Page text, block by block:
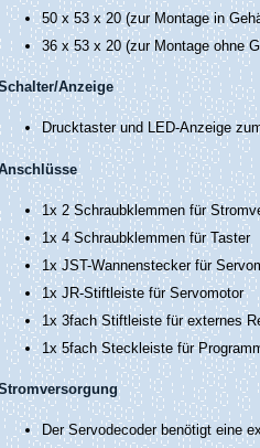
50 x 53 x 20 (zur Montage in
36 x 53 x 20 (zur Montage ohne
Anzeige
Drucktaster und LED-Anzeige
1x 2 Schraubklemmen für
1x 4 Schraubklemmen für Taster
1x JST-Wannenstecker für
1x JR-Stiftleiste für Servomotor
1x 3fach Stiftleiste für externes
1x 5fach Steckleiste für
Der Servodecoder benötigt eine